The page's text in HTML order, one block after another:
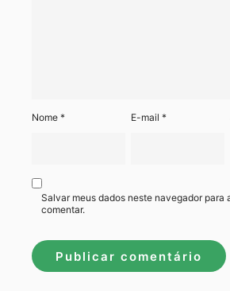
Nome * E-mail*
Salvar meus dados neste navegador para
comentar.